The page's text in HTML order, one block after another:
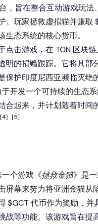
，旨在整合互动游戏玩法、
。玩家拯救虚拟猫并赚取
生态系统的核心货币。
点击游戏，在 TON 区块
明的捐赠跟踪。它将其部
保护印度尼西亚濒临灭绝
开发一个可持续的生态
合起来，并计划随着时间
[4] [5]
个游戏《拯救金猫》是
屏幕来努力将亚洲金猫从
$GCT 代币作为奖励，并
战等功能。该游戏旨在提